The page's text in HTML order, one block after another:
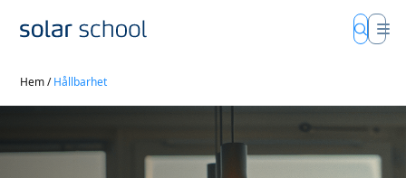
Hem/Hållbarhet